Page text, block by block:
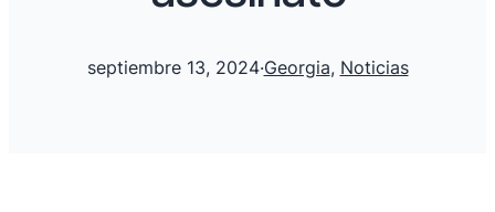
septiembre 13, 2024·Georgia, Noticias